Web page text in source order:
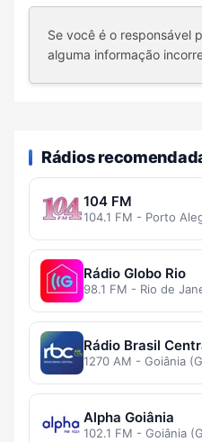
Se você é o responsável
alguma informação
Rádios
104 FM
104.1 FM - Porto
Rádio Globo Rio
98.1 FM - Rio de
Rádio Brasil
1270 AM - Goiânia
Alpha Goiânia
102.1 FM - Goiânia